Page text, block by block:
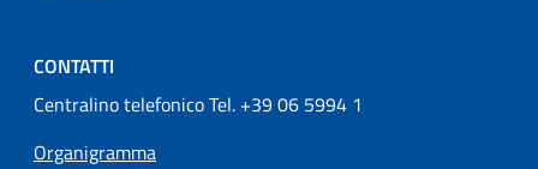
CONTATTI
Centralino telefonico Tel. +39 06 5994 1
Organigramma